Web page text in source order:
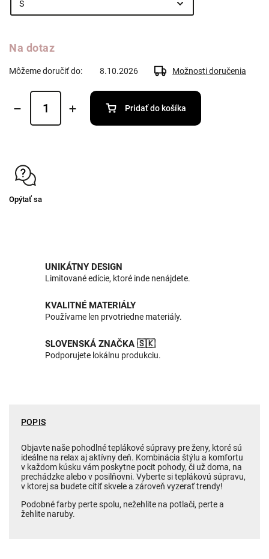
Na dotaz
Môžeme doručiť do: 8.10.2026 Možnosti doručenia
Pridať do košíka
Opýtať sa
UNIKÁTNY DESIGN
Limitované edície, ktoré inde nenájdete.
KVALITNÉ MATERIÁLY
Používame len prvotriedne materiály.
SLOVENSKÁ ZNAČKA 🇸🇰
Podporujete lokálnu produkciu.
POPIS
Objavte naše pohodlné teplákové súpravy pre ženy, ktoré sú
ideálne na relax aj aktívny deň. Kombinácia štýlu a komfortu
v každom kúsku vám poskytne pocit pohody, či už doma, na
prechádzke alebo v posilňovni. Vyberte si teplákovú súpravu,
v ktorej sa budete cítiť skvele a zároveň vyzerať trendy!
Podobné farby perte spolu, nežehlite na potlači, perte a
žehlite naruby.